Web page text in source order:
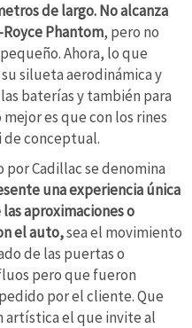
de largo. No alcanza
Phantom, pero no
Ahora, lo que
silueta aerodinámica y
baterías y también para
es que con los rines
de conceptual.
Cadillac se denomina
una experiencia única
aproximaciones o
el auto,sea el movimiento
de las puertas o
pero que fueron
por el cliente. Que
artística el que invite al